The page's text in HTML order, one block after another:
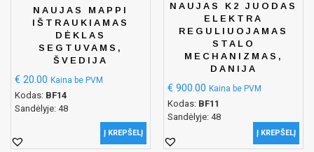
NAUJAS MAPPI
IŠTRAUKIAMAS
DĖKLAS
SEGTUVAMS,
ŠVEDIJA
€ 20.00 Kaina be PVM
Kodas: BF14
Sandėlyje: 48
Į KREPŠELĮ
NAUJAS K2 JUODAS
ELEKTRA
REGULIUOJAMAS
STALO
MECHANIZMAS,
DANIJA
€ 900.00 Kaina be PVM
Kodas: BF11
Sandėlyje: 48
Į KREPŠELĮ